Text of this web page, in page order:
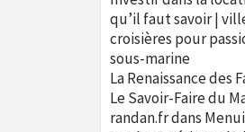
qu’il faut savoir |
croisières pour
sous-marine
La Renaissance des
Le Savoir-Faire du
randan.frdans